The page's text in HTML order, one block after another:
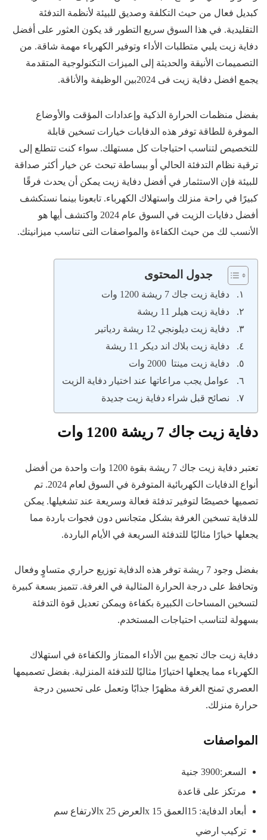
كبديل فعال من حيث التكلفة وصديق للبيئة لأنظمة التدفئة
التقليدية. في هذا السوق سريع التطور قد يكون العثور على أفضل
دفاية زيت يلبي متطلبات الأداء وتوفير الكهرباء مهمة شاقة. من
التصميمات الأنيقة والحديثة إلى الميزات التكنولوجية المتقدمة
يجمع افضل دفاية زيت فى 2024بين الوظيفة والأناقة.
بفضل منظمات الحرارة الذكية وإعدادات المؤقت والأوضاع
الموفرة للطاقة توفر هذه الدفابات خيارات تسخين قابلة
للتخصيص لتناسب احتياجات كل مستهلك. سواء كنت تتطلع إلى
ترقية نظام التدفئة الحالي أو ببساطة تبحث عن خيار أكثر صداقة
للبيئة فإن الاستثمار في أفضل دفاية زيت يمكن أن يحدث فرقًا
كبيرًا في راحة منزلك واستهلاك الكهرباء. تابعونا بينما نستكشف
أفضل دفايات الزيت في السوق عام 2024 واكتشف أيها هو
الأنسب لك من حيث الكفاءة والمواصفات التى تناسب ميزانيتك.
جدول المحتوى
دفاية زيت جاك 7 ريشة 1200 وات
دفاية زيت هيلر 11 ريشة
دفاية زيت ديلونجي 12 ريشة ردياتير
دفاية زيت بلاك اند ديكر 11 ريشة
دفاية زيت مينتا 2000 وات
عوامل يجب مراعاتها عند اختيار دفاية الزيت
نصائح قبل شراء دفاية زيت جديدة
دفاية زيت جاك 7 ريشة 1200 وات
تعتبر دفاية زيت جاك 7 ريشة بقوة 1200 وات واحدة من أفضل
أنواع الدفايات الكهربائية المتوفرة في السوق لعام 2024. تم
تصميها خصيصًا لتوفير تدفئة فعالة وسريعة عند تشغيلها. يمكن
للدفاية تسخين الغرفة بشكل متجانس دون فجوات باردة مما
يجعلها خيارًا مثاليًا للتدفئة السريعة في الأيام الباردة.
بفضل وجود 7 ريشة توفر هذه الدفاية توزيع حراري متساوٍ وفعال
وتحافظ على درجة الحرارة المثالية في الغرفة. تتميز بسعة كبيرة
لتسخين المساحات الكبيرة بكفاءة ويمكن تعديل قوة التدفئة
بسهولة لتناسب احتياجات المستخدم.
دفاية زيت جاك تجمع بين الأداء الممتاز والكفاءة في استهلاك
الكهرباء مما يجعلها اختيارًا مثاليًا للتدفئة المنزلية. بفضل تصميمها
العصري تمنح الغرفة مظهرًا جذابًا وتعمل على تحسين درجة
حرارة منزلك.
المواصفات
السعر:3900 جنية
مرتكز على قاعدة
أبعاد الدفاية: 15العمق x 15العرض x 25الارتفاع سم
تركيب ارضي